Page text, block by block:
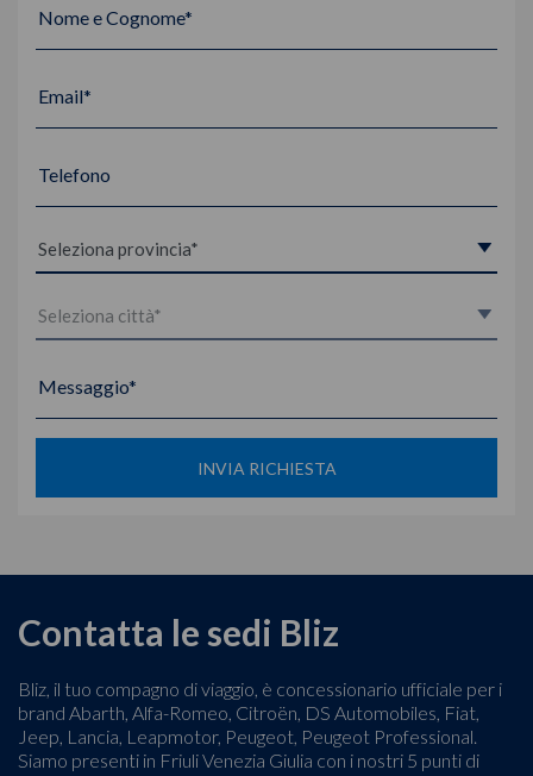
Nome e Cognome*
Email*
Telefono
Messaggio*
INVIA RICHIESTA
Contatta le sedi Bliz
Bliz, il tuo compagno di viaggio, è concessionario ufficiale per i
brand Abarth, Alfa-Romeo, Citroën, DS Automobiles, Fiat,
Jeep, Lancia, Leapmotor, Peugeot, Peugeot Professional.
Siamo presenti in Friuli Venezia Giulia con i nostri 5 punti di